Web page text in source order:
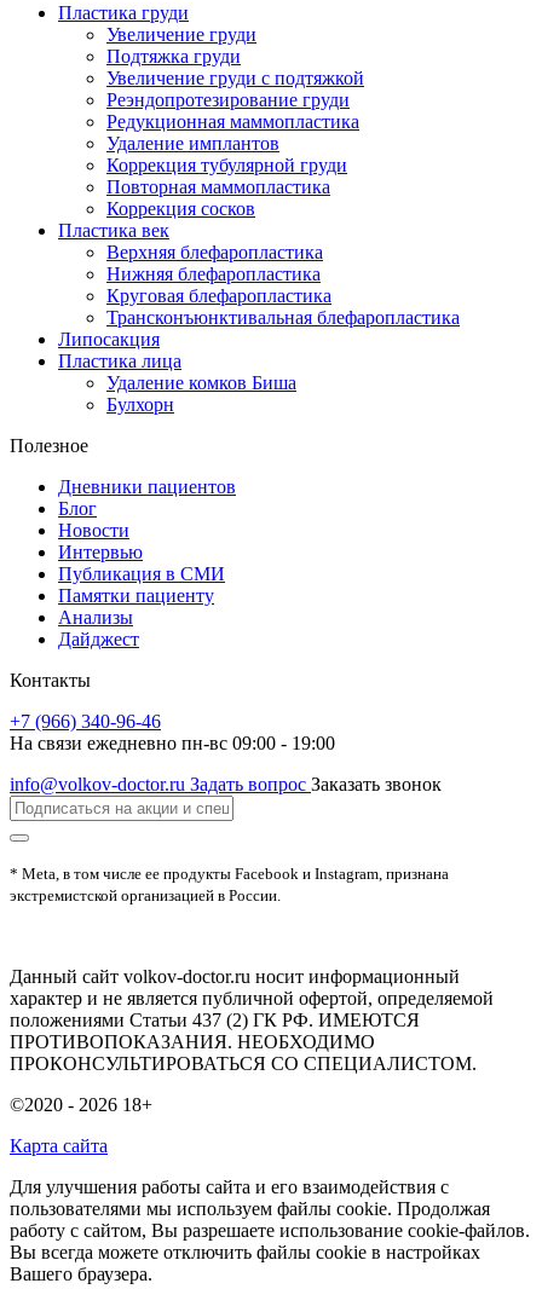
Пластика груди
Увеличение груди
Подтяжка груди
Увеличение груди с подтяжкой
Реэндопротезирование груди
Редукционная маммопластика
Удаление имплантов
Коррекция тубулярной груди
Повторная маммопластика
Коррекция сосков
Пластика век
Верхняя блефаропластика
Нижняя блефаропластика
Круговая блефаропластика
Трансконъюнктивальная блефаропластика
Липосакция
Пластика лица
Удаление комков Биша
Булхорн
Полезное
Дневники пациентов
Блог
Новости
Интервью
Публикация в СМИ
Памятки пациенту
Анализы
Дайджест
Контакты
+7 (966) 340-96-46
На связи ежедневно пн-вс 09:00 - 19:00
info@volkov-doctor.ru Задать вопрос Заказать звонок
* Meta, в том числе ее продукты Facebook и Instagram, признана
экстремистской организацией в России.
Данный сайт volkov-doctor.ru носит информационный
характер и не является публичной офертой, определяемой
положениями Статьи 437 (2) ГК РФ. ИМЕЮТСЯ
ПРОТИВОПОКАЗАНИЯ. НЕОБХОДИМО
ПРОКОНСУЛЬТИРОВАТЬСЯ СО СПЕЦИАЛИСТОМ.
©2020 - 2026 18+
Карта сайта
Для улучшения работы сайта и его взаимодействия с
пользователями мы используем файлы cookie. Продолжая
работу с сайтом, Вы разрешаете использование cookie-файлов.
Вы всегда можете отключить файлы cookie в настройках
Вашего браузера.